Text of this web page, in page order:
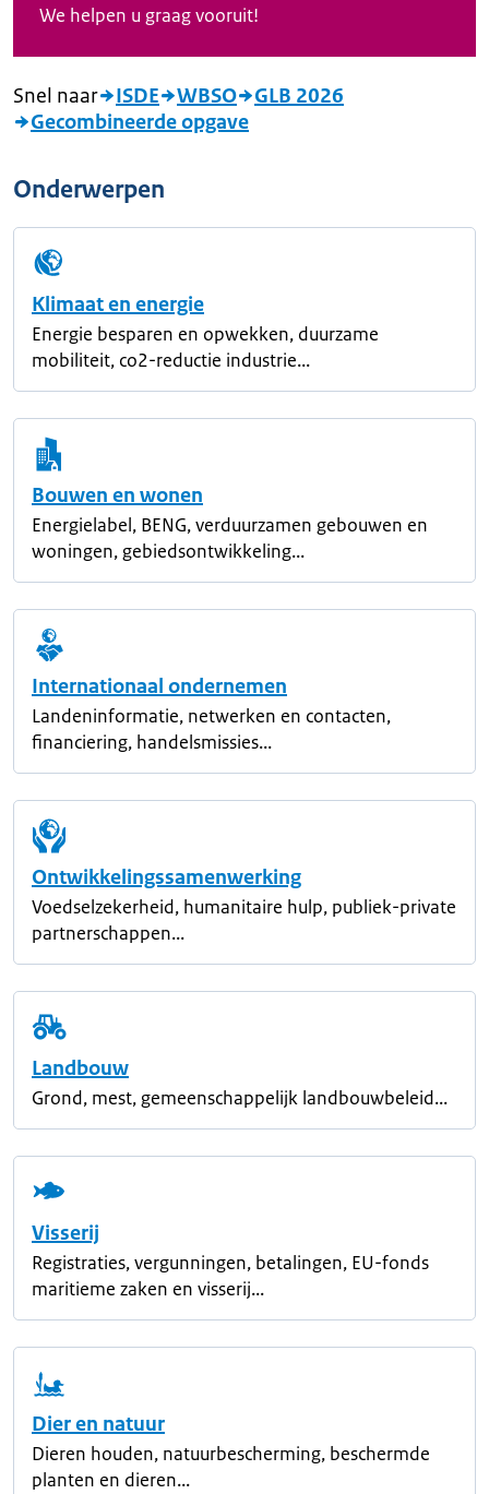
We helpen u graag vooruit!
Snel naar ISDE WBSO
GLB 2026
Gecombineerde opgave
Onderwerpen
Klimaat en energie
Energie besparen en opwekken, duurzame
mobiliteit, co2-reductie industrie...
Bouwen en wonen
Energielabel, BENG, verduurzamen gebouwen en
woningen, gebiedsontwikkeling...
Internationaal ondernemen
Landeninformatie, netwerken en contacten,
financiering, handelsmissies...
Ontwikkelingssamenwerking
Voedselzekerheid, humanitaire hulp, publiek-private
partnerschappen...
Landbouw
Grond, mest, gemeenschappelijk landbouwbeleid...
Visserij
Registraties, vergunningen, betalingen, EU-fonds
maritieme zaken en visserij...
Dier en natuur
Dieren houden, natuurbescherming, beschermde
planten en dieren...